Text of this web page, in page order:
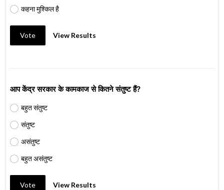
कहना मुश्किल है
Vote View Results
आप केंद्र सरकार के कामकाज से कितने संतुष्ट हैं?
बहुत संतुष्ट
संतुष्ट
असंतुष्ट
बहुत असंतुष्ट
Vote View Results